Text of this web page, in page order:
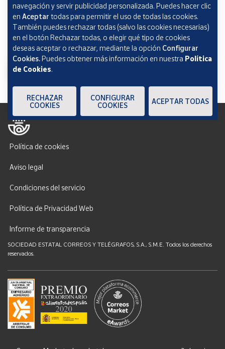
Correos Market
Política de cookies
Aviso legal
Condiciones del servicio
Política de Privacidad Web
Informe de transparencia
SOCIEDAD ESTATAL CORREOS Y TELÉGRAFOS, S.A., S.M.E. Todos los derechos
reservados.
navegación y servir publicidad personalizada. Puedes hacer clic
en Aceptar todas para permitir el uso de todas las cookies.
También puedes rechazar todas (salvo las cookies necesarias)
en el botón Rechazar todas, o elegir qué tipo de cookies
deseas aceptar o rechazar, mediante la opción Configurar
Cookies.Puedes obtener más información en nuestra Política
de Cookies.
RECHAZAR
COOKIES
CONFIGURAR
COOKIES
ACEPTAR TODAS